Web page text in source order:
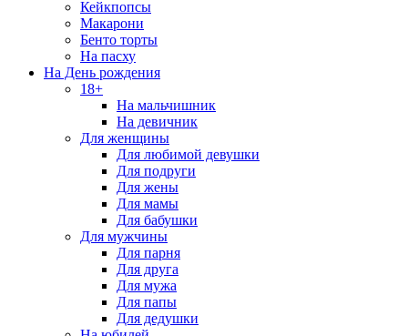
Кейкпопсы
Макарони
Бенто торты
На пасху
На День рождения
18+
На мальчишник
На девичник
Для женщины
Для любимой девушки
Для подруги
Для жены
Для мамы
Для бабушки
Для мужчины
Для парня
Для друга
Для мужа
Для папы
Для дедушки